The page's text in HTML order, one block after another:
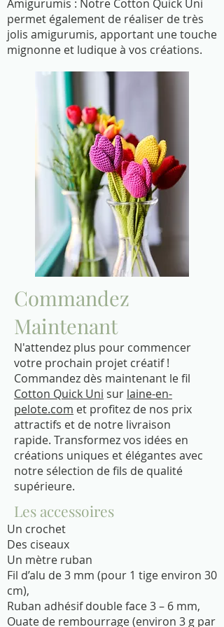
Amigurumis : Notre Cotton Quick Uni
permet également de réaliser de très
jolis amigurumis, apportant une touche
mignonne et ludique à vos créations.
Commandez
Maintenant
N'attendez plus pour commencer
votre prochain projet créatif !
Commandez dès maintenant le fil
Cotton Quick Uni sur laine-en-
pelote.com et profitez de nos prix
attractifs et de notre livraison
rapide. Transformez vos idées en
créations uniques et élégantes avec
notre sélection de fils de qualité
supérieure.
Les accessoires
Un crochet
Des ciseaux
Un mètre ruban
Fil d’alu de 3 mm (pour 1 tige environ 30
cm),
Ruban adhésif double face 3 – 6 mm,
Ouate de rembourrage (environ 3 g par